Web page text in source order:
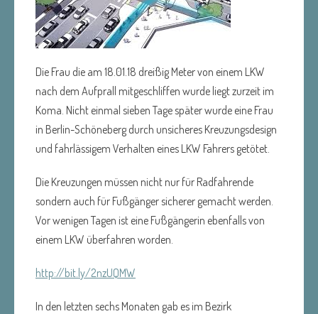
Die Frau die am 18.01.18 dreißig Meter von einem LKW
nach dem Aufprall mitgeschliffen wurde liegt zurzeit im
Koma. Nicht einmal sieben Tage später wurde eine Frau
in Berlin-Schöneberg durch unsicheres Kreuzungsdesign
und fahrlässigem Verhalten eines LKW Fahrers getötet.
Die Kreuzungen müssen nicht nur für Radfahrende
sondern auch für Fußgänger sicherer gemacht werden.
Vor wenigen Tagen ist eine Fußgängerin ebenfalls von
einem LKW überfahren worden.
http://bit.ly/2nzUQMW
In den letzten sechs Monaten gab es im Bezirk